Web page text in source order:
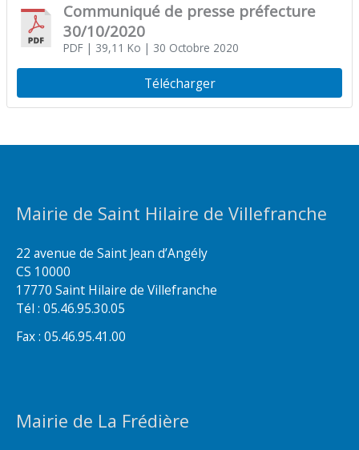
Communiqué de presse préfecture
30/10/2020
PDF| 39,11 Ko | 30 Octobre 2020
Télécharger
Mairie de Saint Hilaire de Villefranche
22 avenue de Saint Jean d’Angély
CS 10000
17770 Saint Hilaire de Villefranche
Tél : 05.46.95.30.05
Fax : 05.46.95.41.00
Mairie de La Frédière